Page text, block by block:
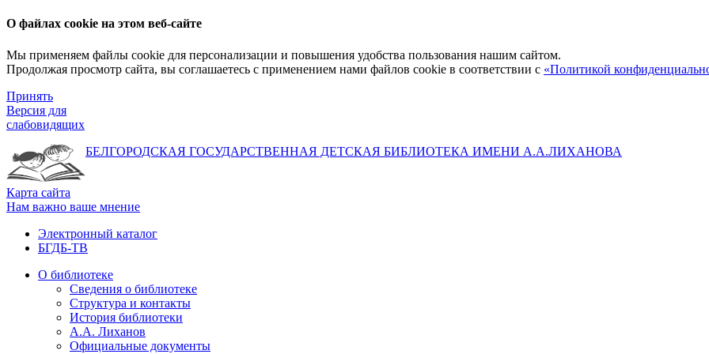
О файлах cookie на этом веб-сайте
Мы применяем файлы cookie для персонализации и повышения удобства пользования нашим сайтом.
Продолжая просмотр сайта, вы соглашаетесь с применением нами файлов cookie в соответствии с «Политикой
Принять
Версия для
слабовидящих
БЕЛГОРОДСКАЯ ГОСУДАРСТВЕННАЯ ДЕТСКАЯ БИБЛИОТЕКА ИМЕНИ А.А.ЛИХАНОВА
Карта сайта
Нам важно ваше мнение
Электронный каталог
БГДБ-ТВ
О библиотеке
Сведения о библиотеке
Структура и контакты
История библиотеки
А.А. Лиханов
Официальные документы